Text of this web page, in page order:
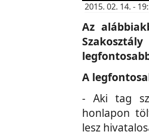
2015. 02. 14. -
Az
A
- Aki tag
honlapon
lesz